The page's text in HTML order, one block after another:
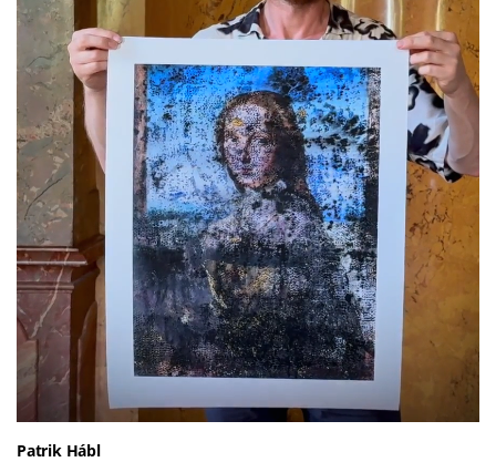
Patrik Hábl